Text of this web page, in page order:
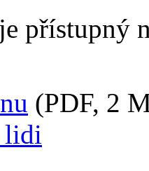
přístupný
(PDF, 2
lidi